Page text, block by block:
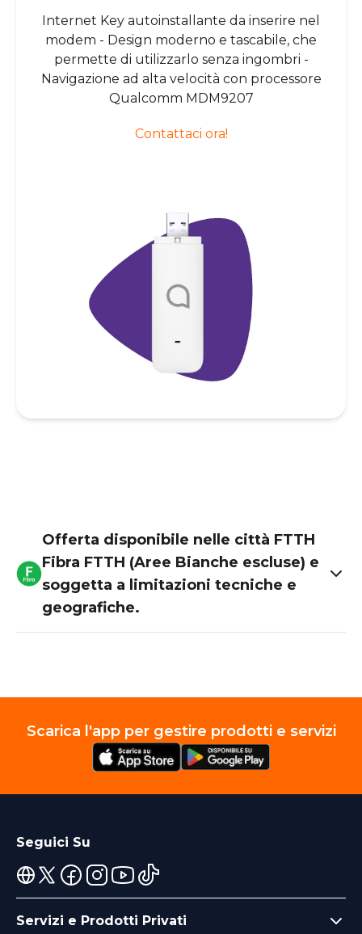
Internet Key autoinstallante da inserire nel
modem - Design moderno e tascabile, che
permette di utilizzarlo senza ingombri -
Navigazione ad alta velocità con processore
Qualcomm MDM9207
Contattaci ora!
Offerta disponibile nelle città FTTH
Fibra FTTH (Aree Bianche escluse) e
soggetta a limitazioni tecniche e
geografiche.
Scarica l'app per gestire prodotti e servizi
Seguici Su
Servizi e Prodotti Privati